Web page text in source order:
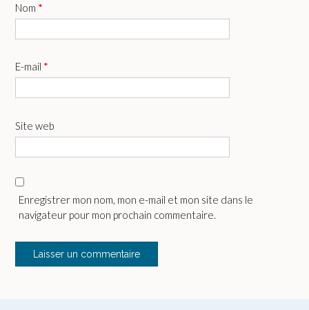
Nom *
E-mail *
Site web
Enregistrer mon nom, mon e-mail et mon site dans le
navigateur pour mon prochain commentaire.